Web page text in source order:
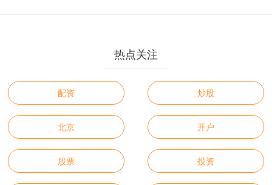
热点关注
配资 炒股
北京 开户
股票 投资